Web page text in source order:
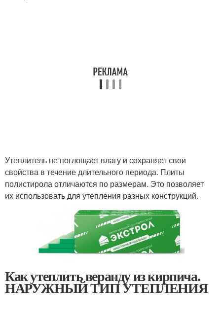
Утеплитель не поглощает влагу и сохраняет свои
свойства в течение длительного периода. Плиты
полистирола отличаются по размерам. Это позволяет
их использовать для утепления разных конструкций.
Как утеплить веранду из кирпича.
НАРУЖНЫЙ ТИП УТЕПЛЕНИЯ